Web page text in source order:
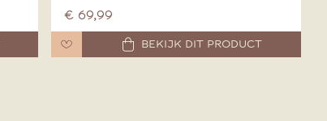
€ 69,99
BEKIJK DIT PRODUCT